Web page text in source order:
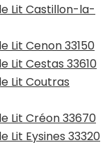
Lit Castillon-la-
Lit Cenon 33150
Lit Cestas 33610
Lit Coutras
Lit Créon 33670
Lit Eysines 33320